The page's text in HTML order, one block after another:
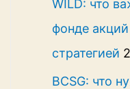
WILD: что
фонде
стратегией
BCSG: что